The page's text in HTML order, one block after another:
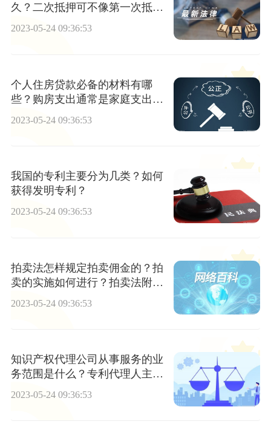
久？二次抵押可不像第一次抵押
那样简单吗？
2023-05-24 09:36:53
个人住房贷款必备的材料有哪
些？购房支出通常是家庭支出的
2023-05-24 09:36:53
我国的专利主要分为几类？如何
获得发明专利？
2023-05-24 09:36:53
拍卖法怎样规定拍卖佣金的？拍
卖的实施如何进行？拍卖法附则
2023-05-24 09:36:53
知识产权代理公司从事服务的业
务范围是什么？专利代理人主要
2023-05-24 09:36:53